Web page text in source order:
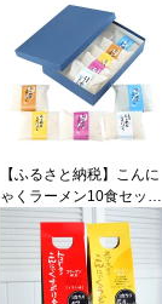
【ふるさと納税】こんに
ゃくラーメン10食セット